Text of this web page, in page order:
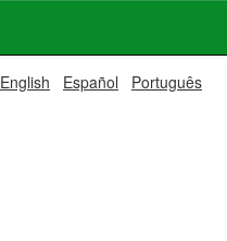
English Español Português